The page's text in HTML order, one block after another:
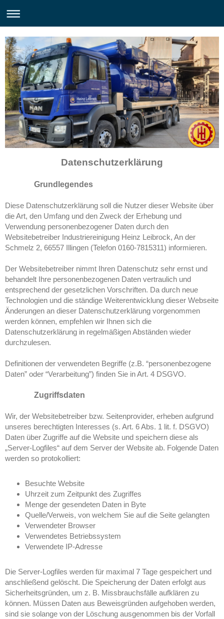
Datenschutzerklärung
Grundlegendes
Diese Datenschutzerklärung soll die Nutzer dieser Website über
die Art, den Umfang und den Zweck der Erhebung und
Verwendung personenbezogener Daten durch den
Websitebetreiber Industriereinigung Heinz Leibrock, An der
Schmelz 2, 66557 Illingen (Telefon 0160-7815311) informieren.
Der Websitebetreiber nimmt Ihren Datenschutz sehr ernst und
behandelt Ihre personenbezogenen Daten vertraulich und
entsprechend der gesetzlichen Vorschriften. Da durch neue
Technologien und die ständige Weiterentwicklung dieser Webseite
Änderungen an dieser Datenschutzerklärung vorgenommen
werden können, empfehlen wir Ihnen sich die
Datenschutzerklärung in regelmäßigen Abständen wieder
durchzulesen.
Definitionen der verwendeten Begriffe (z.B. “personenbezogene
Daten” oder “Verarbeitung”) finden Sie in Art. 4 DSGVO.
Zugriffsdaten
Wir, der Websitebetreiber bzw. Seitenprovider, erheben aufgrund
unseres berechtigten Interesses (s. Art. 6 Abs. 1 lit. f. DSGVO)
Daten über Zugriffe auf die Website und speichern diese als
„Server-Logfiles“ auf dem Server der Website ab. Folgende Daten
werden so protokolliert:
Besuchte Website
Uhrzeit zum Zeitpunkt des Zugriffes
Menge der gesendeten Daten in Byte
Quelle/Verweis, von welchem Sie auf die Seite gelangten
Verwendeter Browser
Verwendetes Betriebssystem
Verwendete IP-Adresse
Die Server-Logfiles werden für maximal 7 Tage gespeichert und
anschließend gelöscht. Die Speicherung der Daten erfolgt aus
Sicherheitsgründen, um z. B. Missbrauchsfälle aufklären zu
können. Müssen Daten aus Beweisgründen aufgehoben werden,
sind sie solange von der Löschung ausgenommen bis der Vorfall